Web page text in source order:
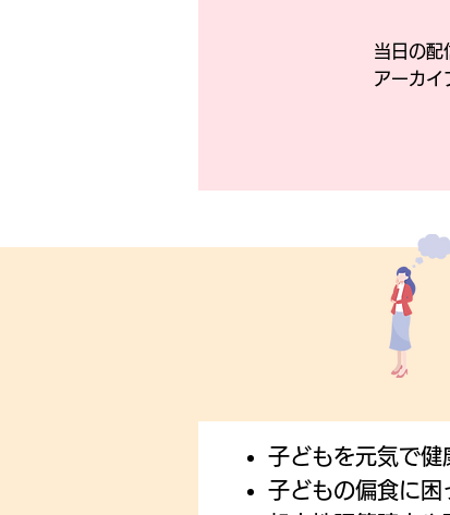
当日の配
アーカイ
子どもを元気で健
子どもの偏食に困